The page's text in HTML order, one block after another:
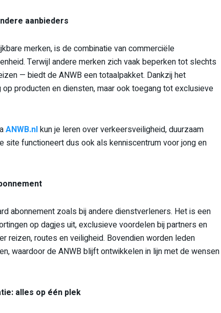
aanbieders
merken, is de combinatie van commerciële
Terwijl andere merken zich vaak beperken tot slechts
— biedt de ANWB een totaalpakket. Dankzij het
producten en diensten, maar ook toegang tot exclusieve
ANWB.nlkun je leren over verkeersveiligheid, duurzaam
functioneert dus ook als kenniscentrum voor jong en
abonnement zoals bij andere dienstverleners. Het is een
op dagjes uit, exclusieve voordelen bij partners en
reizen, routes en veiligheid. Bovendien worden leden
waardoor de ANWB blijft ontwikkelen in lijn met de wensen
alles op één plek